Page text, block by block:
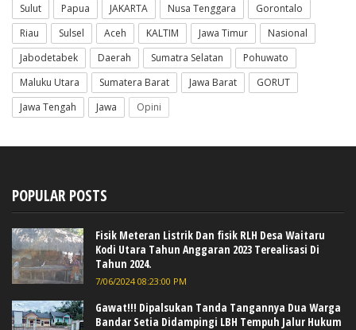
Sulut Papua JAKARTA Nusa Tenggara
Gorontalo
Riau
Sulsel Aceh KALTIM Jawa Timur
Nasional
Jabodetabek
Daerah Sumatra Selatan
Pohuwato
Maluku Utara
Sumatera Barat Jawa Barat
GORUT
Jawa Tengah
Jawa Opini
POPULAR POSTS
Fisik Meteran Listrik Dan fisik RLH Desa Waitaru
Kodi Utara Tahun Anggaran 2023 Terealisasi Di
Tahun 2024.
7/06/2024 08:23:00 PM
Gawat!!! Dipalsukan Tanda Tangannya Dua Warga
Bandar Setia Didampingi LBH Tempuh Jalur Hukum